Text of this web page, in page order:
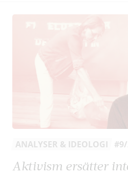
ANALYSER & IDEOLOGI
Aktivism ersätter